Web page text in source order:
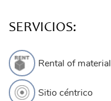
SERVICIOS:
Rental of material
Sitio céntrico